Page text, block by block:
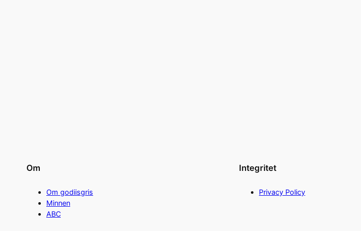
Om
Om godiisgris
Minnen
ABC
Integritet
Privacy Policy